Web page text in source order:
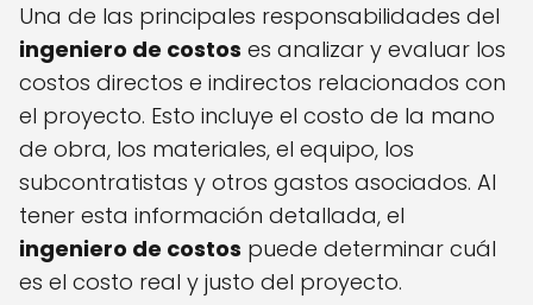
Una de las principales responsabilidades del
ingeniero de costos es analizar y evaluar los
costos directos e indirectos relacionados con
el proyecto. Esto incluye el costo de la mano
de obra, los materiales, el equipo, los
subcontratistas y otros gastos asociados. Al
tener esta información detallada, el
ingeniero de costos puede determinar cuál
es el costo real y justo del proyecto.